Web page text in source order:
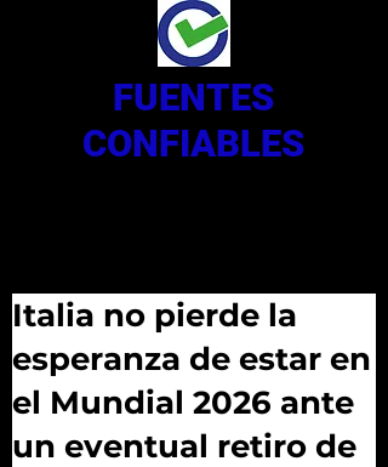
FUENTES
CONFIABLES
Italia no pierde la
esperanza de estar en
el Mundial 2026 ante
un eventual retiro de